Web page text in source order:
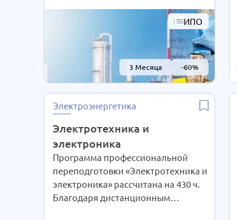
ИПО
3 Месяца -60%
технологиям интенсивность
обучения студенты выбирают сами
согласно своим предпочтениям.
При Вашем желании длительность
курса может быть экстерном
СОКРАЩЕНА В 2 РАЗА!
Подробности уточняйте по
телефону на сайте или отправьте
нам заявку для консультации.
Электроэнергетика
Электротехника и
электроника
Программа профессиональной
переподготовки «Электротехника и
электроника» рассчитана на 430 ч.
Благодаря дистанционным